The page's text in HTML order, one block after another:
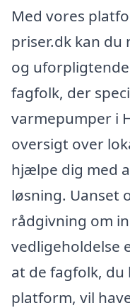
Med vores
priser.dk kan
og
fagfolk, der
varmepumper i
oversigt over
hjælpe dig med
løsning. Uanset
rådgivning om
vedligeholdelse
at de fagfolk,
platform, vil